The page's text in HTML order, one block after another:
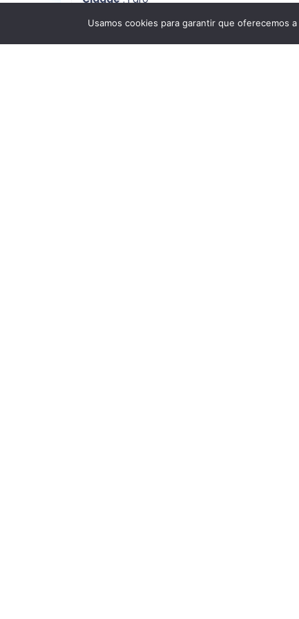
Usamos cookies para garantir que oferecemos